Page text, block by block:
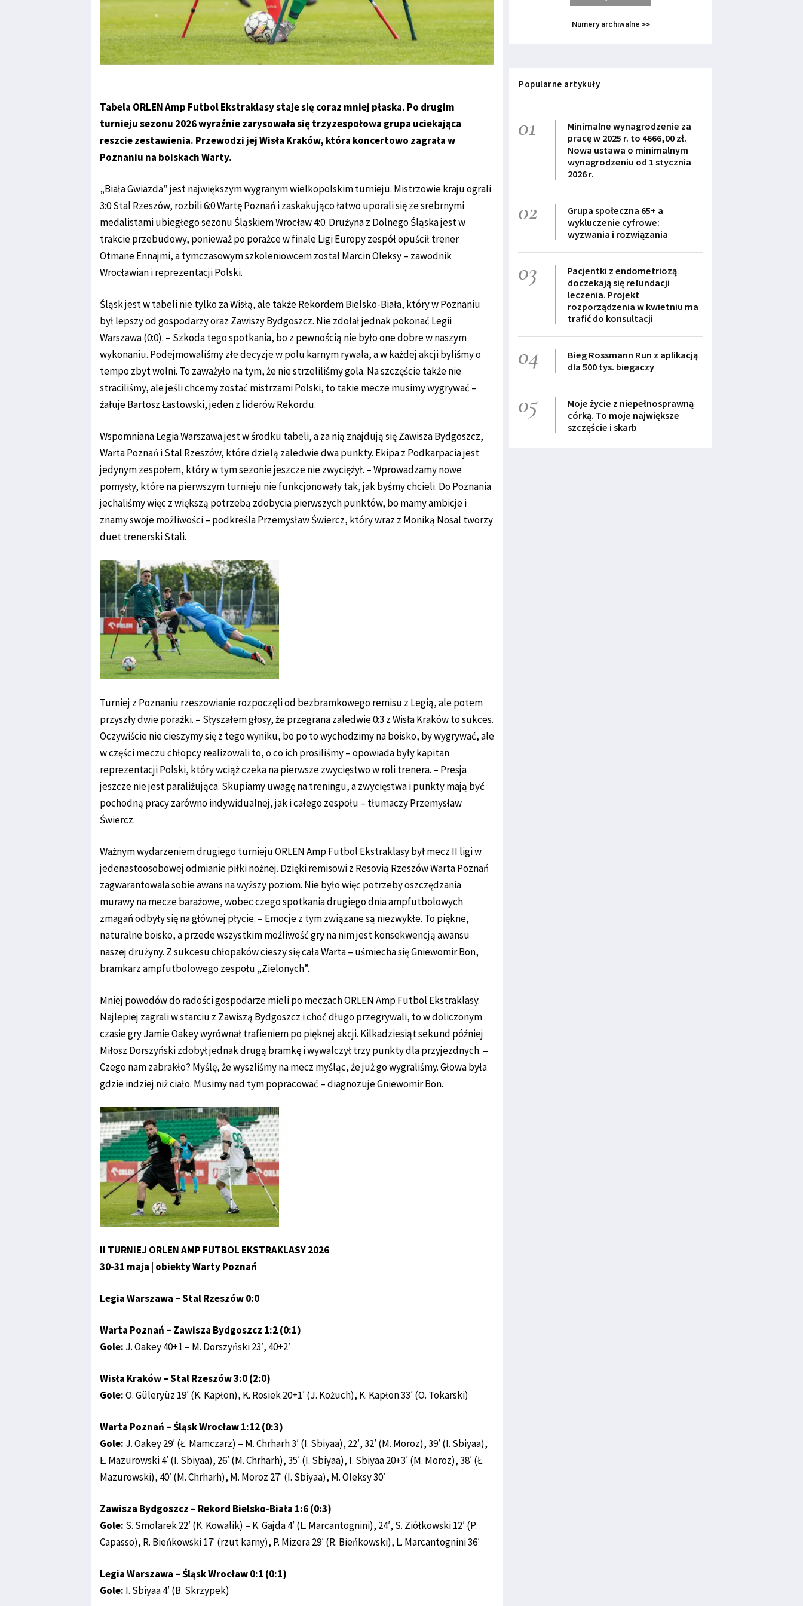
Tabela ORLEN Amp Futbol Ekstraklasy staje się coraz mniej płaska. Po drugim
turnieju sezonu 2026 wyraźnie zarysowała się trzyzespołowa grupa uciekająca
reszcie zestawienia. Przewodzi jej Wisła Kraków, która koncertowo zagrała w
Poznaniu na boiskach Warty.
„Biała Gwiazda” jest największym wygranym wielkopolskim turnieju. Mistrzowie kraju ograli
3:0 Stal Rzeszów, rozbili 6:0 Wartę Poznań i zaskakująco łatwo uporali się ze srebrnymi
medalistami ubiegłego sezonu Śląskiem Wrocław 4:0. Drużyna z Dolnego Śląska jest w
trakcie przebudowy, ponieważ po porażce w finale Ligi Europy zespół opuścił trener
Otmane Ennajmi, a tymczasowym szkoleniowcem został Marcin Oleksy – zawodnik
Wrocławian i reprezentacji Polski.
Śląsk jest w tabeli nie tylko za Wisłą, ale także Rekordem Bielsko-Biała, który w Poznaniu
był lepszy od gospodarzy oraz Zawiszy Bydgoszcz. Nie zdołał jednak pokonać Legii
Warszawa (0:0). – Szkoda tego spotkania, bo z pewnością nie było one dobre w naszym
wykonaniu. Podejmowaliśmy złe decyzje w polu karnym rywala, a w każdej akcji byliśmy o
tempo zbyt wolni. To zaważyło na tym, że nie strzeliliśmy gola. Na szczęście także nie
straciliśmy, ale jeśli chcemy zostać mistrzami Polski, to takie mecze musimy wygrywać –
żałuje Bartosz Łastowski, jeden z liderów Rekordu.
Wspomniana Legia Warszawa jest w środku tabeli, a za nią znajdują się Zawisza Bydgoszcz,
Warta Poznań i Stal Rzeszów, które dzielą zaledwie dwa punkty. Ekipa z Podkarpacia jest
jedynym zespołem, który w tym sezonie jeszcze nie zwyciężył. – Wprowadzamy nowe
pomysły, które na pierwszym turnieju nie funkcjonowały tak, jak byśmy chcieli. Do Poznania
jechaliśmy więc z większą potrzebą zdobycia pierwszych punktów, bo mamy ambicje i
znamy swoje możliwości – podkreśla Przemysław Świercz, który wraz z Moniką Nosal tworzy
duet trenerski Stali.
Turniej z Poznaniu rzeszowianie rozpoczęli od bezbramkowego remisu z Legią, ale potem
przyszły dwie porażki. – Słyszałem głosy, że przegrana zaledwie 0:3 z Wisła Kraków to sukces.
Oczywiście nie cieszymy się z tego wyniku, bo po to wychodzimy na boisko, by wygrywać, ale
w części meczu chłopcy realizowali to, o co ich prosiliśmy – opowiada były kapitan
reprezentacji Polski, który wciąż czeka na pierwsze zwycięstwo w roli trenera. – Presja
jeszcze nie jest paraliżująca. Skupiamy uwagę na treningu, a zwycięstwa i punkty mają być
pochodną pracy zarówno indywidualnej, jak i całego zespołu – tłumaczy Przemysław
Świercz.
Ważnym wydarzeniem drugiego turnieju ORLEN Amp Futbol Ekstraklasy był mecz II ligi w
jedenastoosobowej odmianie piłki nożnej. Dzięki remisowi z Resovią Rzeszów Warta Poznań
zagwarantowała sobie awans na wyższy poziom. Nie było więc potrzeby oszczędzania
murawy na mecze barażowe, wobec czego spotkania drugiego dnia ampfutbolowych
zmagań odbyły się na głównej płycie. – Emocje z tym związane są niezwykłe. To piękne,
naturalne boisko, a przede wszystkim możliwość gry na nim jest konsekwencją awansu
naszej drużyny. Z sukcesu chłopaków cieszy się cała Warta – uśmiecha się Gniewomir Bon,
bramkarz ampfutbolowego zespołu „Zielonych”.
Mniej powodów do radości gospodarze mieli po meczach ORLEN Amp Futbol Ekstraklasy.
Najlepiej zagrali w starciu z Zawiszą Bydgoszcz i choć długo przegrywali, to w doliczonym
czasie gry Jamie Oakey wyrównał trafieniem po pięknej akcji. Kilkadziesiąt sekund później
Miłosz Dorszyński zdobył jednak drugą bramkę i wywalczył trzy punkty dla przyjezdnych. –
Czego nam zabrakło? Myślę, że wyszliśmy na mecz myśląc, że już go wygraliśmy. Głowa była
gdzie indziej niż ciało. Musimy nad tym popracować – diagnozuje Gniewomir Bon.
II TURNIEJ ORLEN AMP FUTBOL EKSTRAKLASY 2026
30-31 maja | obiekty Warty Poznań
Legia Warszawa – Stal Rzeszów 0:0
Warta Poznań – Zawisza Bydgoszcz 1:2 (0:1)
Gole: J. Oakey 40+1 – M. Dorszyński 23′, 40+2′
Wisła Kraków – Stal Rzeszów 3:0 (2:0)
Gole:Ö. Güleryüz 19′ (K. Kapłon), K. Rosiek 20+1′ (J. Kożuch), K. Kapłon 33′ (O. Tokarski)
Warta Poznań – Śląsk Wrocław 1:12 (0:3)
Gole: J. Oakey 29′ (Ł. Mamczarz) – M. Chrharh 3′ (I. Sbiyaa), 22′, 32′ (M. Moroz), 39′ (I. Sbiyaa),
Ł. Mazurowski 4′ (I. Sbiyaa), 26′ (M. Chrharh), 35′ (I. Sbiyaa), I. Sbiyaa 20+3′ (M. Moroz), 38′ (Ł.
Mazurowski), 40′ (M. Chrharh), M. Moroz 27′ (I. Sbiyaa), M. Oleksy 30′
Zawisza Bydgoszcz – Rekord Bielsko-Biała 1:6 (0:3)
Gole: S. Smolarek 22′ (K. Kowalik) – K. Gajda 4′ (L. Marcantognini), 24′, S. Ziółkowski 12′ (P.
Capasso), R. Bieńkowski 17′ (rzut karny), P. Mizera 29′ (R. Bieńkowski), L. Marcantognini 36′
Legia Warszawa – Śląsk Wrocław 0:1 (0:1)
Gole: I. Sbiyaa 4′ (B. Skrzypek)
Numery archiwalne >>
Popularne artykuły
01
Minimalne wynagrodzenie za
pracę w 2025 r. to 4666,00 zł.
Nowa ustawa o minimalnym
wynagrodzeniu od 1 stycznia
2026 r.
02
Grupa społeczna 65+ a
wykluczenie cyfrowe:
wyzwania i rozwiązania
03
Pacjentki z endometriozą
doczekają się refundacji
leczenia. Projekt
rozporządzenia w kwietniu ma
trafić do konsultacji
04
Bieg Rossmann Run z aplikacją
dla 500 tys. biegaczy
05
Moje życie z niepełnosprawną
córką. To moje największe
szczęście i skarb